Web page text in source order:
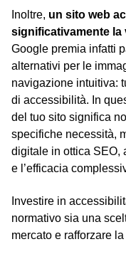
Inoltre, un sito web
significativamente
Google premia infatti
alternativi per le
navigazione intuitiva:
di accessibilità. In
del tuo sito significa
specifiche necessità,
digitale in ottica SEO,
e l’efficacia
Investire in
normativo sia una
mercato e rafforzare